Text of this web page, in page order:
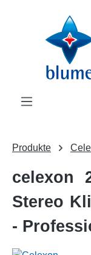
Zum Hauptinhalt
Produkte
celexon
Stereo
-